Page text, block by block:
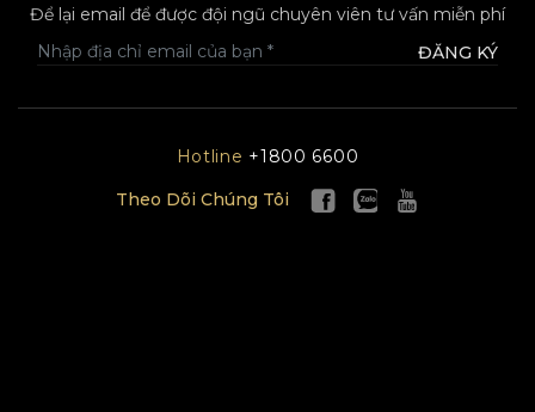
Để lại email để được đội ngũ chuyên viên tư vấn miễn phí
ĐĂNG KÝ
Hotline +1800 6600
Theo Dõi Chúng Tôi